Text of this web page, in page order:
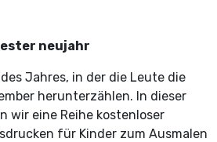
neujahr
Jahres, in der die Leute die
herunterzählen. In dieser
wir eine Reihe kostenloser
für Kinder zum Ausmalen